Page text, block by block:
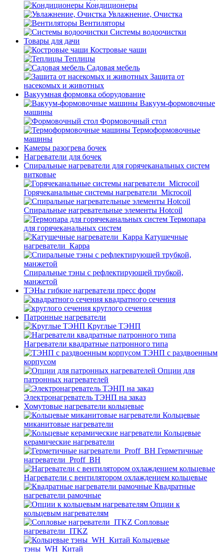
Кондиционеры
Увлажнение, Очистка
Вентиляторы
Системы водоочистки
Товары для дачи
Костровые чаши
Теплицы
Садовая мебель
Защита от
насекомых и животных
Вакуумная формовка оборудование
Вакуум-формовочные
машины
Формовочный стол
Термоформовочные
машины
Камеры разогрева бочек
Нагреватели для бочек
Спиральные нагреватели для горячеканальных систем
витковые
Горячеканальные системы нагреватели_Microcoil
Спиральные нагревательные элементы Hotcoil
Термопара
для горячеканальных систем
Катушечные
нагреватели_Карра
Спиральные тэны с рефлектирующей трубкой,
манжетой
ТЭНы гибкие нагреватели пресс форм
квадратного сечения
круглого сечения
Патронные нагреватели
Круглые ТЭНП
Нагреватели квадратные патронного типа
ТЭНП с раздвоенным
корпусом
Опции для
патронных нагревателей
Электронагреватель ТЭНП на заказ
Хомутовые нагреватели кольцевые
Кольцевые
миканитовые нагреватели
Кольцевые
керамические нагреватели
Герметичные
нагреватели_Proff_BH
Нагреватели с вентилятором охлаждением кольцевые
Квадратные
нагреватели рамочные
Опции к
кольцевым нагревателям
Cопловые
нагреватели_ITKZ
Кольцевые
тэны_WH_Китай